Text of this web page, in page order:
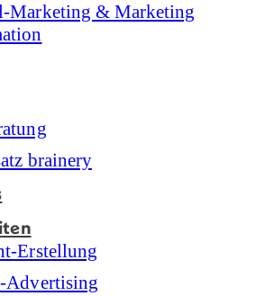
Marketing & Marketing
brainery
Erstellung
Advertising